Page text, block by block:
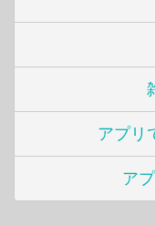
アプリ
ア